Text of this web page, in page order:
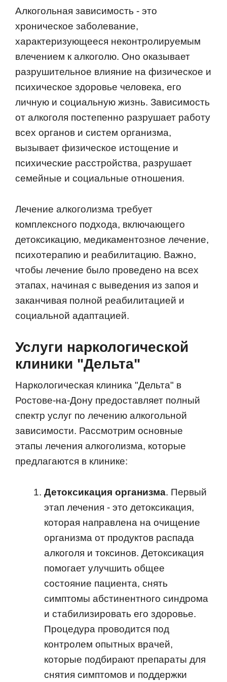
Алкогольная зависимость - это
хроническое заболевание,
характеризующееся неконтролируемым
влечением к алкоголю. Оно оказывает
разрушительное влияние на физическое и
психическое здоровье человека, его
личную и социальную жизнь. Зависимость
от алкоголя постепенно разрушает работу
всех органов и систем организма,
вызывает физическое истощение и
психические расстройства, разрушает
семейные и социальные отношения.
Лечение алкоголизма требует
комплексного подхода, включающего
детоксикацию, медикаментозное лечение,
психотерапию и реабилитацию. Важно,
чтобы лечение было проведено на всех
этапах, начиная с выведения из запоя и
заканчивая полной реабилитацией и
социальной адаптацией.
Услуги наркологической
клиники "Дельта"
Наркологическая клиника "Дельта" в
Ростове-на-Дону предоставляет полный
спектр услуг по лечению алкогольной
зависимости. Рассмотрим основные
этапы лечения алкоголизма, которые
предлагаются в клинике:
Детоксикация организма. Первый
этап лечения - это детоксикация,
которая направлена на очищение
организма от продуктов распада
алкоголя и токсинов. Детоксикация
помогает улучшить общее
состояние пациента, снять
симптомы абстинентного синдрома
и стабилизировать его здоровье.
Процедура проводится под
контролем опытных врачей,
которые подбирают препараты для
снятия симптомов и поддержки